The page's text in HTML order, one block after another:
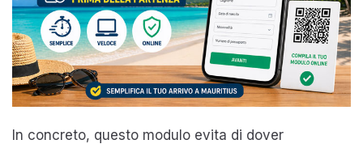
In concreto, questo modulo evita di dover